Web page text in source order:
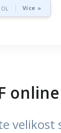
Více »
online